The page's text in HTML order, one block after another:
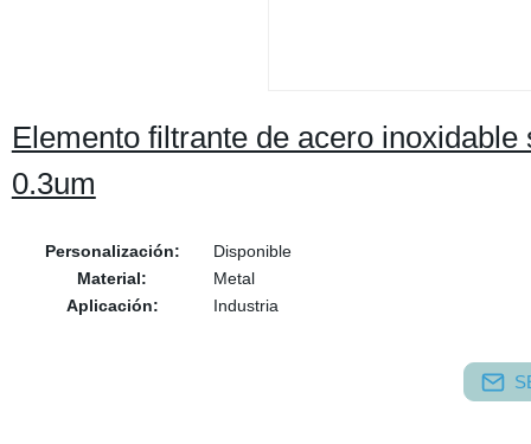
Elemento filtrante de acero
0.3um
Personalización:
Disponible
Material:
Metal
Aplicación:
Industria